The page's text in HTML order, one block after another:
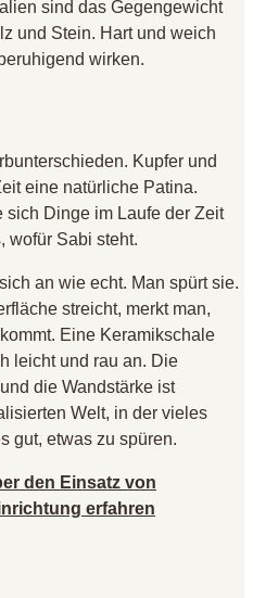
sind das Gegengewicht
und Stein. Hart und weich
wirken.
Kupfer und
eine natürliche Patina.
Dinge im Laufe der Zeit
wofür Sabi steht.
an wie echt. Man spürt sie.
streicht, merkt man,
Eine Keramikschale
leicht und rau an. Die
die Wandstärke ist
Welt, in der vieles
gut, etwas zu spüren.
den Einsatz von
erfahren